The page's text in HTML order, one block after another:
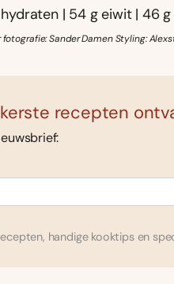
| 54 g eiwit | 46
Sander Damen Styling:
recepten
handige kooktips en